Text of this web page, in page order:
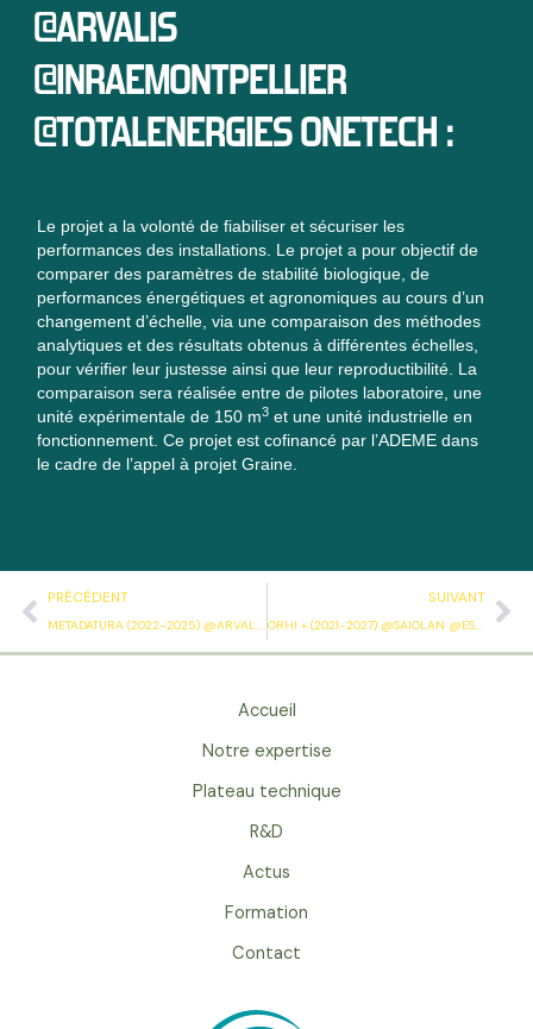
@ARVALIS
@INRAEMONTPELLIER
@TOTALENERGIES ONETECH :
Le projet a la volonté de fiabiliser et sécuriser les
performances des installations. Le projet a pour objectif de
comparer des paramètres de stabilité biologique, de
performances énergétiques et agronomiques au cours d’un
changement d’échelle, via une comparaison des méthodes
analytiques et des résultats obtenus à différentes échelles,
pour vérifier leur justesse ainsi que leur reproductibilité. La
comparaison sera réalisée entre de pilotes laboratoire, une
unité expérimentale de 150 m3 et une unité industrielle en
fonctionnement. Ce projet est cofinancé par l’ADEME dans
le cadre de l’appel à projet Graine.
Précédent
PRÉCÉDENT
METADATURA (2022-2025) @ARVALIS :
SUIVANT
ORHI + (2021-2027) @SAIOLAN @ESTIA @AXALKO @SOLTECO @ENTAINA @CCI BAYONNE @ADER @ACLIMA :
Accueil
Notre expertise
Plateau technique
R&D
Actus
Formation
Contact